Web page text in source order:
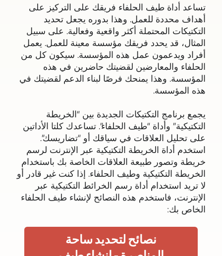
تساعد أداة طيف الحلفاء فريقك على التركيز على
أهداف محددة للعمل. وهذا بدوره يجعل تحديد
التكتيكات المحتملة أكثر واقعية وفعالية. على سبيل
المثال، قد يحدد فريقك مؤسسة معينة للعمل. يعمل
أفراد ويدعمون عمل هذه المؤسسة. سيكون كل من
الحلفاء والمعارضين لقضيتك حاضرين في هذه
المؤسسة. وهذا يمنحك فرصًا لبناء الدعم لقضيتك في
هذه المؤسسة.
يجمع برنامج التكتيكات الجديدة بين “الخريطة
التكتيكية” وأداة “طيف الحلفاء”. تساعدك كلتا الأداتين
على تحليل العلاقات في سياقك أو “تضاريسك”.
استخدم أداة الخريطة التكتيكية عبر الإنترنت لرسم
خريطة وتصور طبيعة العلاقات الخاصة بك باستخدام
الخريطة التكتيكية وطيف الحلفاء. إذا كنت غير قادر أو
لا تريد استخدام أداة رسم الخرائط التكتيكية عبر
الإنترنت، فاستخدم هذه النصائح لإنشاء طيف الحلفاء
الخاص بك:
نصائح لتحديد ساحة